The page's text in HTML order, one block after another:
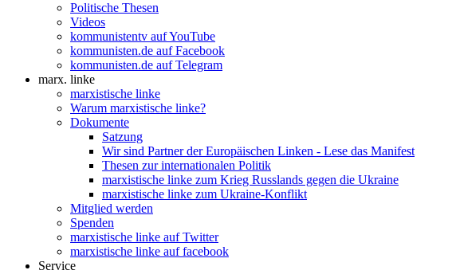
Politische Thesen
Videos
kommunistentv auf YouTube
kommunisten.de auf Facebook
kommunisten.de auf Telegram
marx. linke
marxistische linke
Warum marxistische linke?
Dokumente
Satzung
Wir sind Partner der Europäischen Linken - Lese das Manifest
Thesen zur internationalen Politik
marxistische linke zum Krieg Russlands gegen die Ukraine
marxistische linke zum Ukraine-Konflikt
Mitglied werden
Spenden
marxistische linke auf Twitter
marxistische linke auf facebook
Service